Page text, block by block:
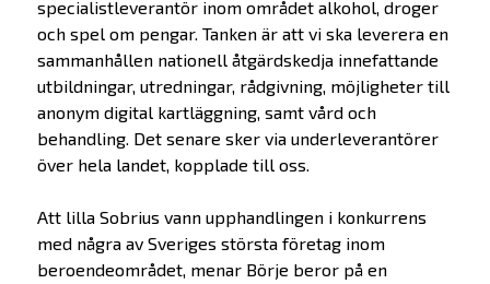
specialistleverantör inom området alkohol, droger
och spel om pengar. Tanken är att vi ska leverera en
sammanhållen nationell åtgärdskedja innefattande
utbildningar, utredningar, rådgivning, möjligheter till
anonym digital kartläggning, samt vård och
behandling. Det senare sker via underleverantörer
över hela landet, kopplade till oss.
Att lilla Sobrius vann upphandlingen i konkurrens
med några av Sveriges största företag inom
beroendeområdet, menar Börje beror på en